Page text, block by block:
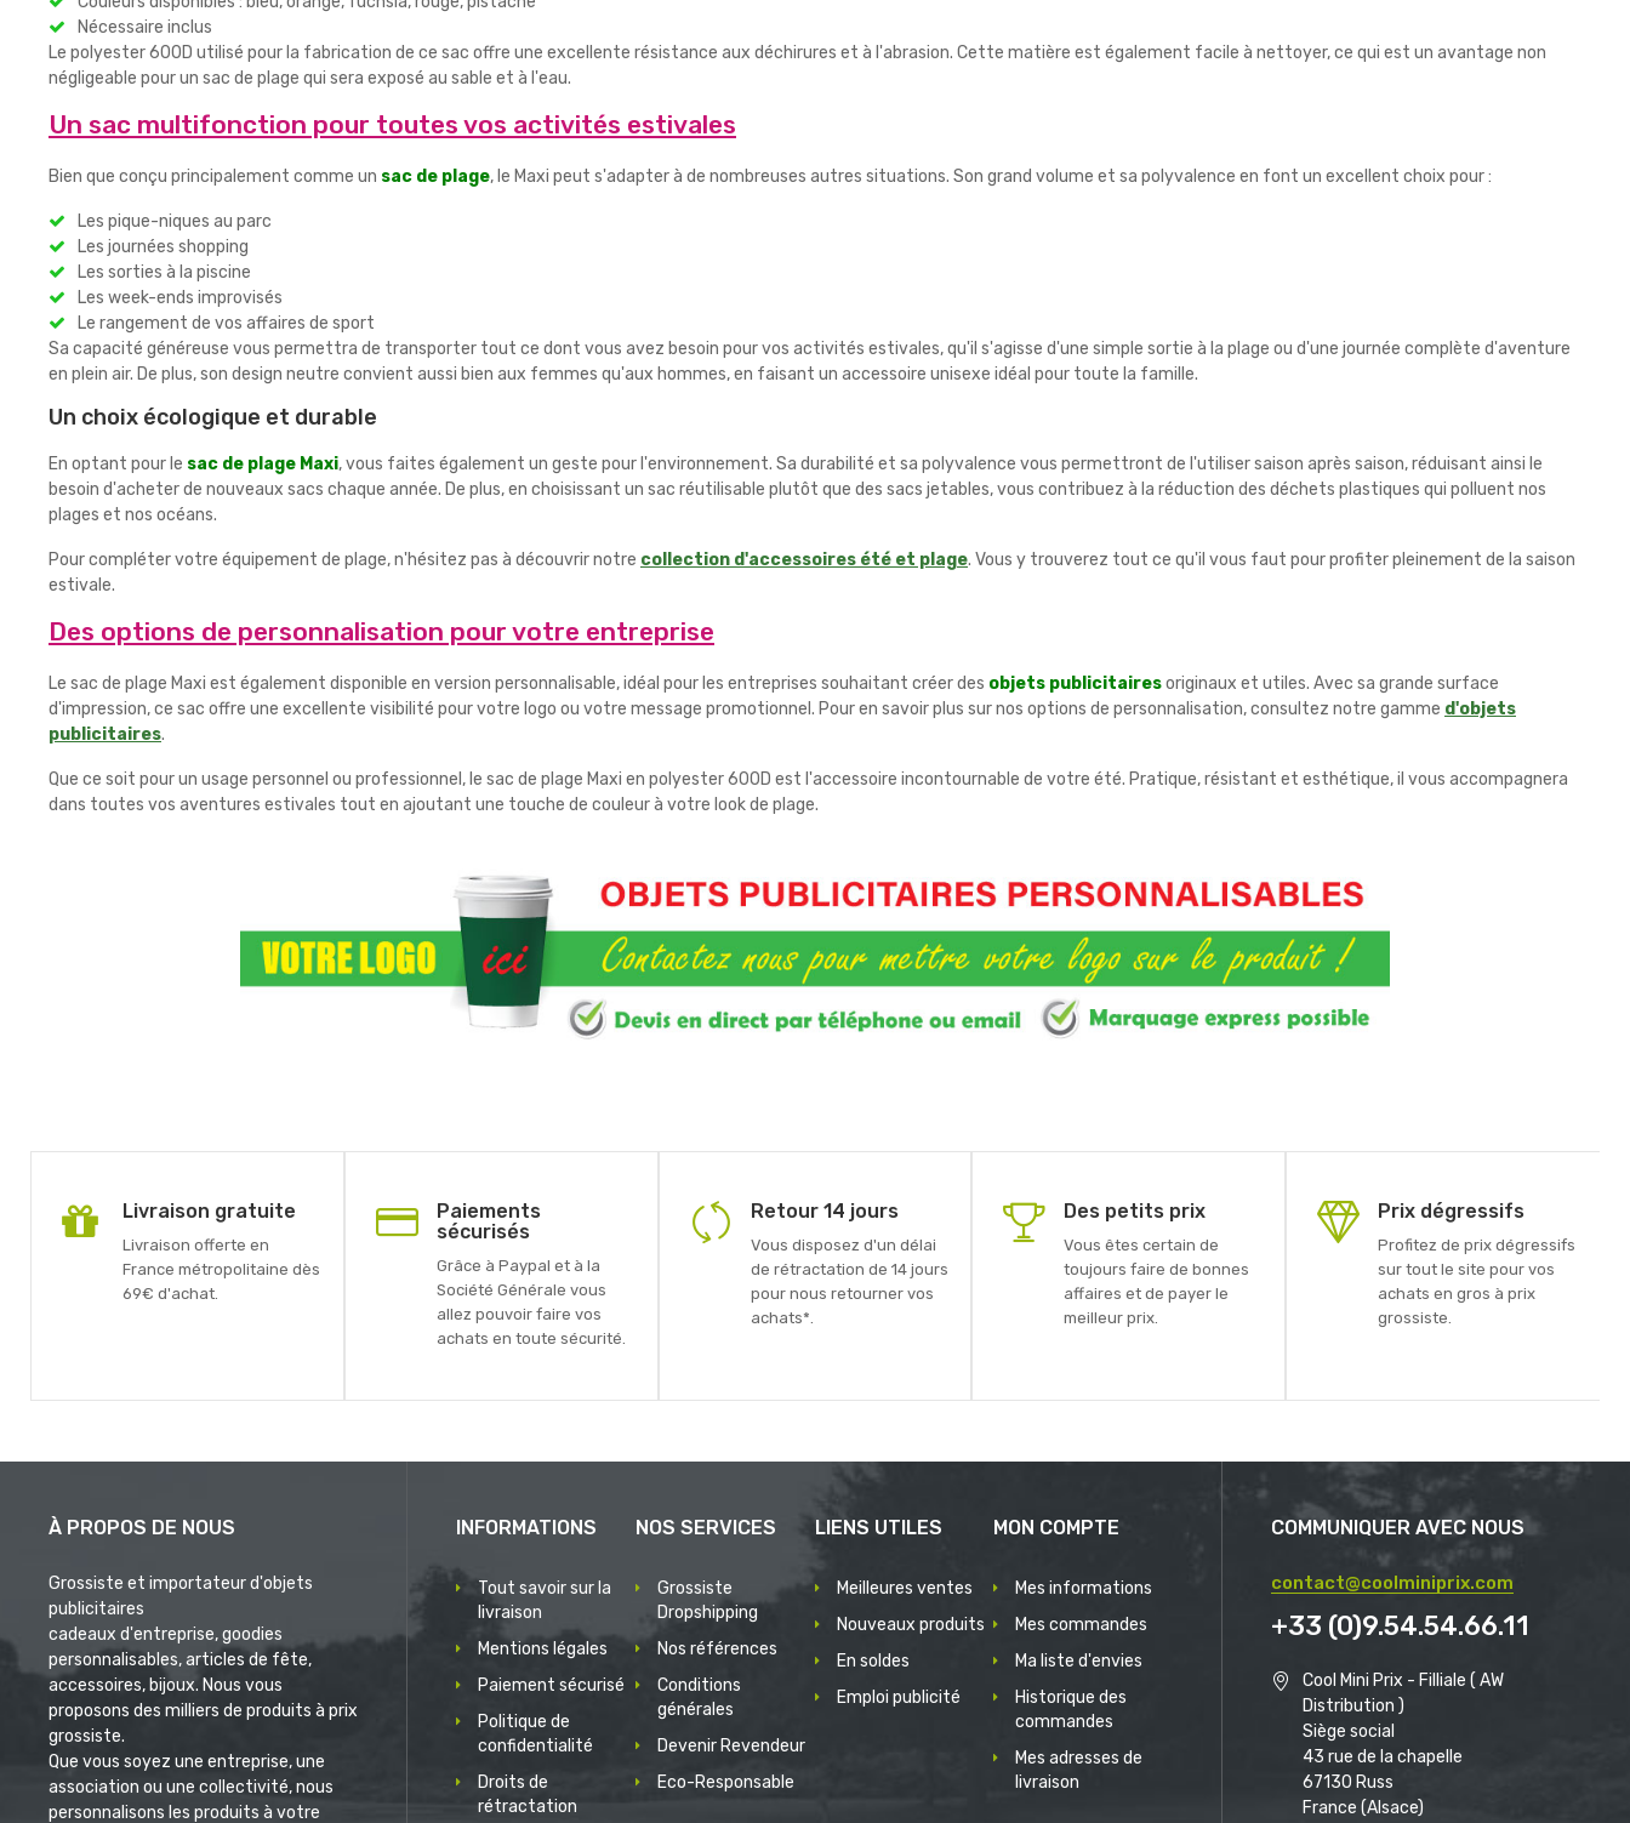
Nécessaire inclus
Le polyester 600D utilisé pour la fabrication de ce sac offre une excellente résistance aux déchirures et à l'abrasion. Cette matière est également facile à nettoyer, ce qui est un avantage non
négligeable pour un sac de plage qui sera exposé au sable et à l'eau.
Un sac multifonction pour toutes vos activités estivales
Bien que conçu principalement comme un sac de plage, le Maxi peut s'adapter à de nombreuses autres situations. Son grand volume et sa polyvalence en font un excellent choix pour :
Les pique-niques au parc
Les journées shopping
Les sorties à la piscine
Les week-ends improvisés
Le rangement de vos affaires de sport
Sa capacité généreuse vous permettra de transporter tout ce dont vous avez besoin pour vos activités estivales, qu'il s'agisse d'une simple sortie à la plage ou d'une journée complète d'aventure
en plein air. De plus, son design neutre convient aussi bien aux femmes qu'aux hommes, en faisant un accessoire unisexe idéal pour toute la famille.
Un choix écologique et durable
En optant pour le sac de plage Maxi, vous faites également un geste pour l'environnement. Sa durabilité et sa polyvalence vous permettront de l'utiliser saison après saison, réduisant ainsi le
besoin d'acheter de nouveaux sacs chaque année. De plus, en choisissant un sac réutilisable plutôt que des sacs jetables, vous contribuez à la réduction des déchets plastiques qui polluent nos
plages et nos océans.
Pour compléter votre équipement de plage, n'hésitez pas à découvrir notre collection d'accessoires été et plage. Vous y trouverez tout ce qu'il vous faut pour profiter pleinement de la saison
estivale.
Des options de personnalisation pour votre entreprise
Le sac de plage Maxi est également disponible en version personnalisable, idéal pour les entreprises souhaitant créer des objets publicitairesoriginaux et utiles. Avec sa grande surface
d'impression, ce sac offre une excellente visibilité pour votre logo ou votre message promotionnel. Pour en savoir plus sur nos options de personnalisation, consultez notre gamme d'objets
publicitaires.
Que ce soit pour un usage personnel ou professionnel, le sac de plage Maxi en polyester 600D est l'accessoire incontournable de votre été. Pratique, résistant et esthétique, il vous accompagnera
dans toutes vos aventures estivales tout en ajoutant une touche de couleur à votre look de plage.
Livraison gratuite
Livraison offerte en
France métropolitaine dès
69€ d'achat.
Paiements
sécurisés
Grâce à Paypal et à la
Société Générale vous
allez pouvoir faire vos
achats en toute sécurité.
Retour 14 jours
Vous disposez d'un délai
de rétractation de 14 jours
pour nous retourner vos
achats*.
Des petits prix
Vous êtes certain de
toujours faire de bonnes
affaires et de payer le
meilleur prix.
Prix dégressifs
Profitez de prix dégressifs
sur tout le site pour vos
achats en gros à prix
grossiste.
À PROPOS DE NOUS
Grossiste et importateur d'objets
publicitaires
cadeaux d'entreprise, goodies
personnalisables, articles de fête,
accessoires, bijoux. Nous vous
proposons des milliers de produits à prix
grossiste.
Que vous soyez une entreprise, une
association ou une collectivité, nous
personnalisons les produits à votre
COMMUNIQUER AVEC NOUS
contact@coolminiprix.com
+33 (0)9.54.54.66.11
Cool Mini Prix - Filliale ( AW
Distribution )
Siège social
43 rue de la chapelle
67130 Russ
France (Alsace)
INFORMATIONS
Tout savoir sur la
livraison
Mentions légales
Paiement sécurisé
Politique de
confidentialité
Droits de
rétractation
NOS SERVICES
Grossiste
Dropshipping
Nos références
Conditions
générales
Devenir Revendeur
Eco-Responsable
LIENS UTILES
Meilleures ventes
Nouveaux produits
En soldes
Emploi publicité
MON COMPTE
Mes informations
Mes commandes
Ma liste d'envies
Historique des
commandes
Mes adresses de
livraison